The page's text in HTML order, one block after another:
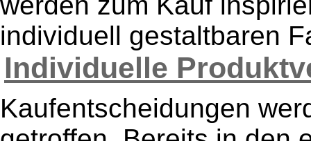
individuell gestaltbaren
Individuelle
Kaufentscheidungen